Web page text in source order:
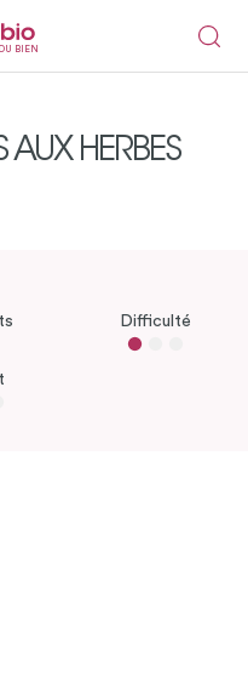
BIEN
AUX HERBES
Difficulté